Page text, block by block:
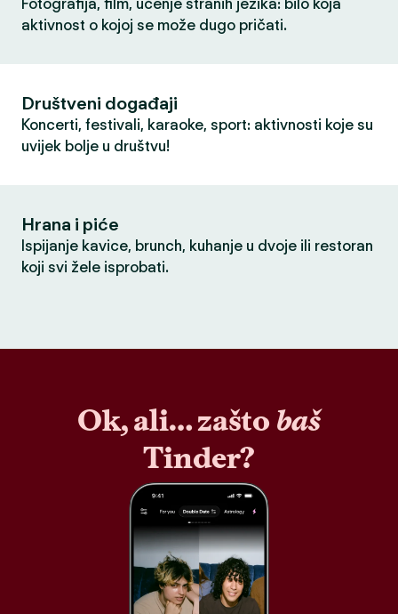
Fotografija, film, učenje stranih jezika: bilo koja
aktivnost o kojoj se može dugo pričati.
Društveni događaji
Koncerti, festivali, karaoke, sport: aktivnosti koje su
uvijek bolje u društvu!
Hrana i piće
Ispijanje kavice, brunch, kuhanje u dvoje ili restoran
koji svi žele isprobati.
Ok, ali… zašto baš
Tinder?